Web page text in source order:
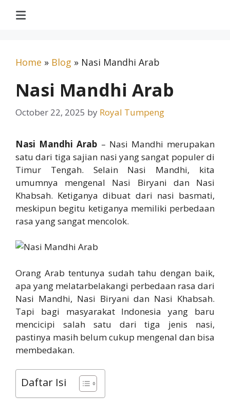
Home » Blog » Nasi Mandhi Arab
Nasi Mandhi Arab
October 22, 2025 by Royal Tumpeng
Nasi Mandhi Arab – Nasi Mandhi merupakan
satu dari tiga sajian nasi yang sangat populer di
Timur Tengah. Selain Nasi Mandhi, kita
umumnya mengenal Nasi Biryani dan Nasi
Khabsah. Ketiganya dibuat dari nasi basmati,
meskipun begitu ketiganya memiliki perbedaan
rasa yang sangat mencolok.
Orang Arab tentunya sudah tahu dengan baik,
apa yang melatarbelakangi perbedaan rasa dari
Nasi Mandhi, Nasi Biryani dan Nasi Khabsah.
Tapi bagi masyarakat Indonesia yang baru
mencicipi salah satu dari tiga jenis nasi,
pastinya masih belum cukup mengenal dan bisa
membedakan.
Daftar Isi